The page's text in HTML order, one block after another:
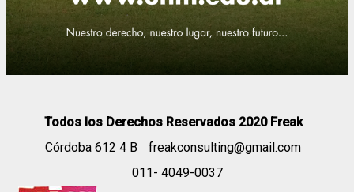
Todos los Derechos Reservados 2020 Freak
Córdoba 612 4 B
freakconsulting@gmail.com
011- 4049-0037